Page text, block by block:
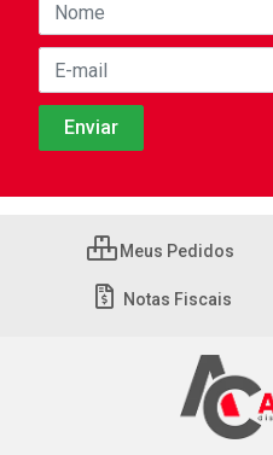
Meus Pedidos
Notas Fiscais